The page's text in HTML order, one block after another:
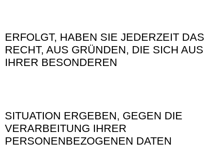
ERFOLGT, HABEN SIE JEDERZEIT DAS
RECHT, AUS GRÜNDEN, DIE SICH AUS
IHRER BESONDEREN
SITUATION ERGEBEN, GEGEN DIE
VERARBEITUNG IHRER
PERSONENBEZOGENEN DATEN